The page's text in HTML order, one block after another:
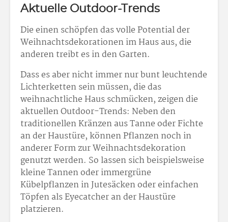
Aktuelle Outdoor-Trends
Die einen schöpfen das volle Potential der
Weihnachtsdekorationen im Haus aus, die
anderen treibt es in den Garten.
Dass es aber nicht immer nur bunt leuchtende
Lichterketten sein müssen, die das
weihnachtliche Haus schmücken, zeigen die
aktuellen Outdoor-Trends: Neben den
traditionellen Kränzen aus Tanne oder Fichte
an der Haustüre, können Pflanzen noch in
anderer Form zur Weihnachtsdekoration
genutzt werden. So lassen sich beispielsweise
kleine Tannen oder immergrüne
Kübelpflanzen in Jutesäcken oder einfachen
Töpfen als Eyecatcher an der Haustüre
platzieren.